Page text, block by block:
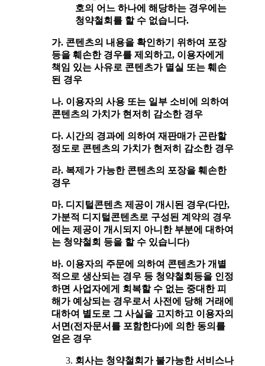
호의 어느 하나에 해당하는 경우에는
청약철회를 할 수 없습니다.
가. 콘텐츠의 내용을 확인하기 위하여 포장
등을 훼손한 경우를 제외하고, 이용자에게
책임 있는 사유로 콘텐츠가 멸실 또는 훼손
된 경우
나. 이용자의 사용 또는 일부 소비에 의하여
콘텐츠의 가치가 현저히 감소한 경우
다. 시간의 경과에 의하여 재판매가 곤란할
정도로 콘텐츠의 가치가 현저히 감소한 경우
라. 복제가 가능한 콘텐츠의 포장을 훼손한
경우
마. 디지털콘텐츠 제공이 개시된 경우(다만,
가분적 디지털콘텐츠로 구성된 계약의 경우
에는 제공이 개시되지 아니한 부분에 대하여
는 청약철회 등을 할 수 있습니다)
바. 이용자의 주문에 의하여 콘텐츠가 개별
적으로 생산되는 경우 등 청약철회등을 인정
하면 사업자에게 회복할 수 없는 중대한 피
해가 예상되는 경우로서 사전에 당해 거래에
대하여 별도로 그 사실을 고지하고 이용자의
서면(전자문서를 포함한다)에 의한 동의를
얻은 경우
회사는 청약철회가 불가능한 서비스나